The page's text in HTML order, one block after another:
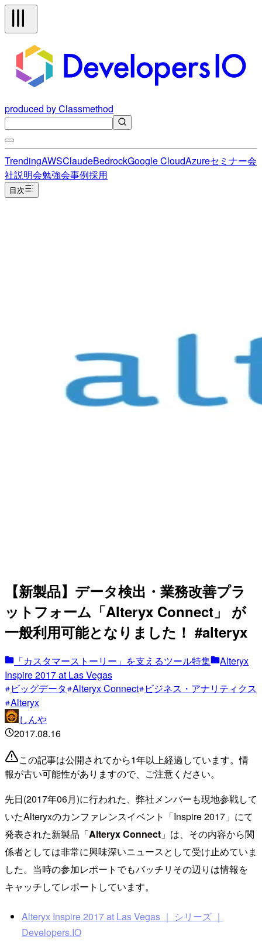
produced by Classmethod
TrendingAWSClaudeBedrockGoogle CloudAzureセミナー会
社説明会勉強会事例採用
目次
【新製品】データ検出・業務改善プラ
ットフォーム「Alteryx Connect」 が
一般利用可能となりました！ #alteryx
「カスタマーストーリー」を支えるツール特集
Alteryx
Inspire 2017 at Las Vegas
ビッグデータ Alteryx Connect ビジネス・アナリティクス
Alteryx
しんや
2017.08.16
この記事は公開されてから1年以上経過しています。情
報が古い可能性がありますので、ご注意ください。
先日(2017年06月)に行われた、弊社メンバーも現地参戦して
いたAlteryxのカンファレンスイベント「Inspire 2017」にて
発表された新製品「Alteryx Connect 」は、その内容から関
係者としては非常に興味深いニュースとして受け止めていま
した。当時の参加レポートでもバッチリその辺りは情報を
キャッチしてレポートしています。
Alteryx Inspire 2017 at Las Vegas ｜ シリーズ ｜
Developers.IO